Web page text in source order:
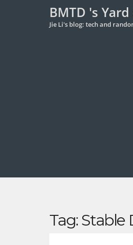
BMTD 's
Jie Li's blog: tech and
Tag: Stable